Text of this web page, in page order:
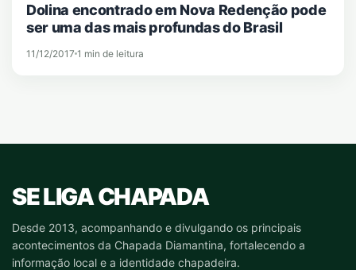
Dolina encontrado em Nova Redenção pode
ser uma das mais profundas do Brasil
11/12/2017 1 min de leitura
SE LIGA CHAPADA
Desde 2013, acompanhando e divulgando os principais
acontecimentos da Chapada Diamantina, fortalecendo a
informação local e a identidade chapadeira.